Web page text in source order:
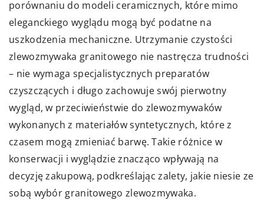
porównaniu do modeli ceramicznych, które mimo
eleganckiego wyglądu mogą być podatne na
uszkodzenia mechaniczne. Utrzymanie czystości
zlewozmywaka granitowego nie nastręcza trudności
– nie wymaga specjalistycznych preparatów
czyszczących i długo zachowuje swój pierwotny
wygląd, w przeciwieństwie do zlewozmywaków
wykonanych z materiałów syntetycznych, które z
czasem mogą zmieniać barwę. Takie różnice w
konserwacji i wyglądzie znacząco wpływają na
decyzję zakupową, podkreślając zalety, jakie niesie ze
sobą wybór granitowego zlewozmywaka.